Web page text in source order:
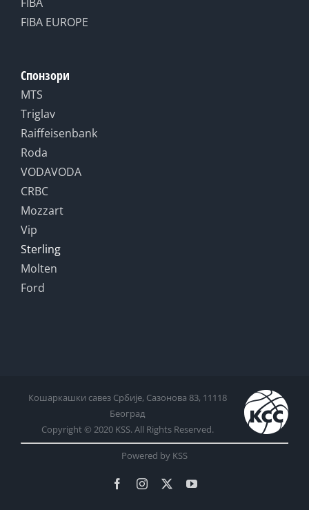
FIBA EUROPE
Спонзори
MTS
Triglav
Raiffeisenbank
Roda
VODAVODA
CRBC
Mozzart
Vip
Sterling
Molten
Ford
Кошаркашки савез Србије, Сазонова 83, 11118
Београд
Copyright © 2020 KSS. All Rights Reserved.
Powered by KSS
FacebookInstagram YouTube